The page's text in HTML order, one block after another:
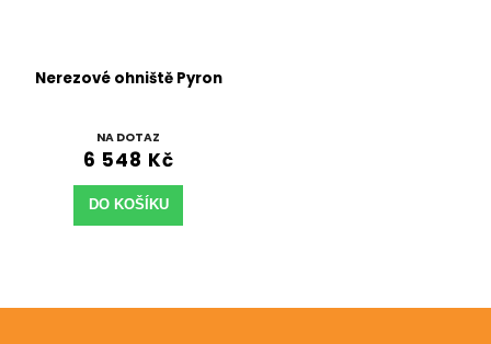
Nerezové ohniště Pyron
NA DOTAZ
6 548 Kč
DO KOŠÍKU